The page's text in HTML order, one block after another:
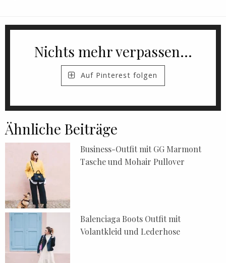
Nichts mehr verpassen...
Auf Pinterest folgen
Ähnliche Beiträge
Business-Outfit mit GG Marmont
Tasche und Mohair Pullover
Balenciaga Boots Outfit mit
Volantkleid und Lederhose